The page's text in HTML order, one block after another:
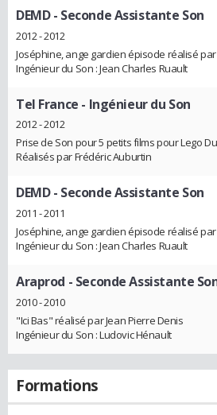
DEMD- Seconde Assistante Son
2012 - 2012
Joséphine, ange gardien épisode réalisé
Ingénieur du Son : Jean Charles Ruault
Tel France - Ingénieur du Son
2012 - 2012
Prise de Son pour 5 petits films pour Lego
Réalisés par Frédéric Auburtin
DEMD- Seconde Assistante Son
2011 - 2011
Joséphine, ange gardien épisode réalisé
Ingénieur du Son : Jean Charles Ruault
Araprod - Seconde Assistante
2010 - 2010
"Ici Bas" réalisé par Jean Pierre Denis
Ingénieur du Son : Ludovic Hénault
Formations